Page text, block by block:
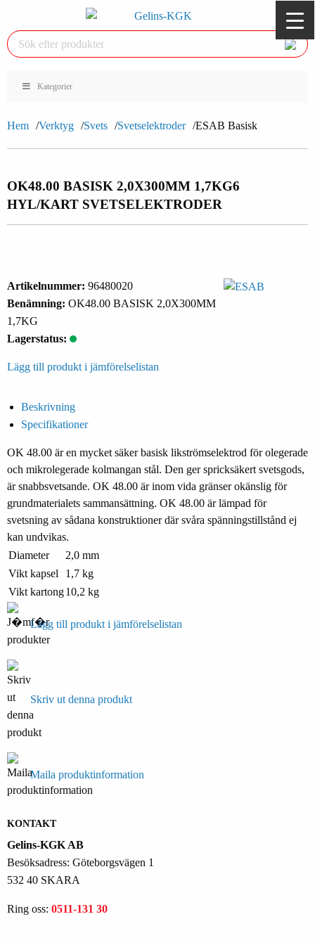
Kategorier
Hem Verktyg Svets Svetselektroder ESAB Basisk
OK48.00 BASISK 2,0X300MM 1,7KG6
HYL/KART SVETSELEKTRODER
Artikelnummer: 96480020
Benämning: OK48.00 BASISK 2,0X300MM
1,7KG
Lagerstatus:
Lägg till produkt i jämförelselistan
Beskrivning
Specifikationer
OK 48.00 är en mycket säker basisk likströmselektrod för olegerade
och mikrolegerade kolmangan stål. Den ger spricksäkert svetsgods,
är snabbsvetsande. OK 48.00 är inom vida gränser okänslig för
grundmaterialets sammansättning. OK 48.00 är lämpad för
svetsning av sådana konstruktioner där svåra spänningstillstånd ej
kan undvikas.
Diameter
2,0 mm
Vikt kapsel
1,7 kg
Vikt kartong10,2 kg
Lägg till produkt i jämförelselistan
Skriv ut denna produkt
Maila produktinformation
KONTAKT
Gelins-KGK AB
Besöksadress: Göteborgsvägen 1
532 40 SKARA
Ring oss: 0511-131 30